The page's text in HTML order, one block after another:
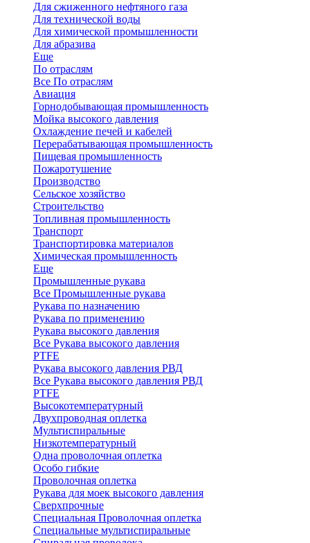
Для сжиженного нефтяного газа
Для технической воды
Для химической промышленности
Для абразива
Еще
По отраслям
Все По отраслям
Авиация
Горнодобывающая промышленность
Мойка высокого давления
Охлаждение печей и кабелей
Перерабатывающая промышленность
Пищевая промышленность
Пожаротушение
Производство
Сельское хозяйство
Строительство
Топливная промышленность
Транспорт
Транспортировка материалов
Химическая промышленность
Еще
Промышленные рукава
Все Промышленные рукава
Рукава по назначению
Рукава по применению
Рукава высокого давления
Все Рукава высокого давления
PTFE
Рукава высокого давления РВД
Все Рукава высокого давления РВД
PTFE
Высокотемпературный
Двухпроводная оплетка
Мультиспиральные
Низкотемпературный
Одна проволочная оплетка
Особо гибкие
Проволочная оплетка
Рукава для моек высокого давления
Сверхпрочные
Специальная Проволочная оплетка
Специальные мультиспиральные